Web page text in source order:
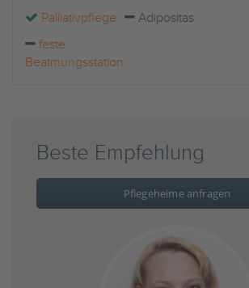
Palliativpflege
Adipositas
feste
Beatmungsstation
Beste Empfehlung
Pflegeheime anfragen